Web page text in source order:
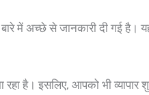
में अच्छे से जानकारी दी गई है।
है। इसलिए, आपको भी